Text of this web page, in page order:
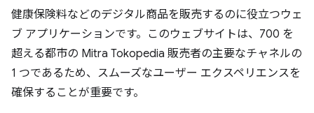
健康保険料などのデジタル商品を販売するのに役立つウェ
ブ アプリケーションです。このウェブサイトは、700 を
超える都市の Mitra Tokopedia 販売者の主要なチャネルの
1 つであるため、スムーズなユーザー エクスペリエンスを
確保することが重要です。